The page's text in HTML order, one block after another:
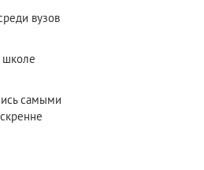
вузов
школе
самыми